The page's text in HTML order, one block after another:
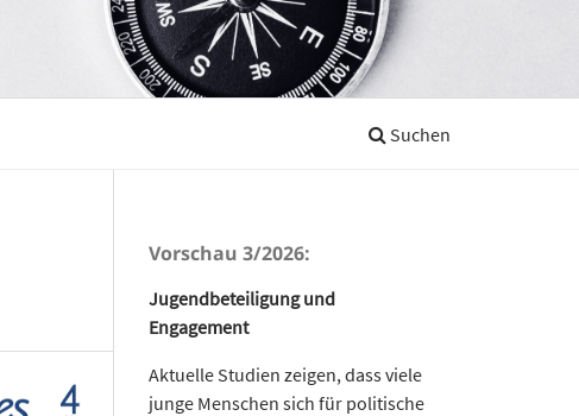
Suchen
Vorschau 3/2026:
Jugendbeteiligung und
Engagement
Aktuelle Studien zeigen, dass viele
junge Menschen sich für politische